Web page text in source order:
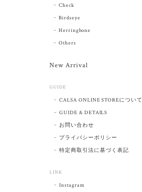
Check
Birdseye
Herringbone
Others
New Arrival
GUIDE
CALSA ONLINE STOREについて
GUIDE & DETAILS
お問い合わせ
プライバシーポリシー
特定商取引法に基づく表記
LINK
Instagram